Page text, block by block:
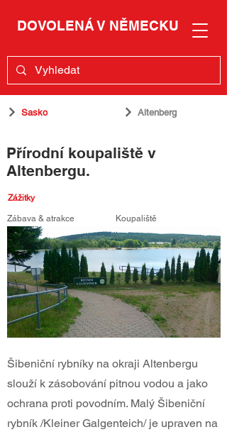
DOVOLENÁ V NĚMECKU
Sasko Altenberg
Přírodní koupaliště v
Altenbergu.
Zážitky
Zábava & atrakce Koupaliště
Šibeniční rybníky na okraji Altenbergu
slouží k zásobování pitnou vodou a jako
ochrana proti povodním. Malý Šibeniční
rybník /Kleiner Galgenteich/ je upraven na